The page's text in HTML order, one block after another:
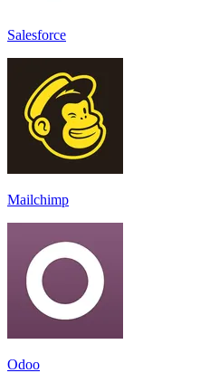
Salesforce
Mailchimp
Odoo